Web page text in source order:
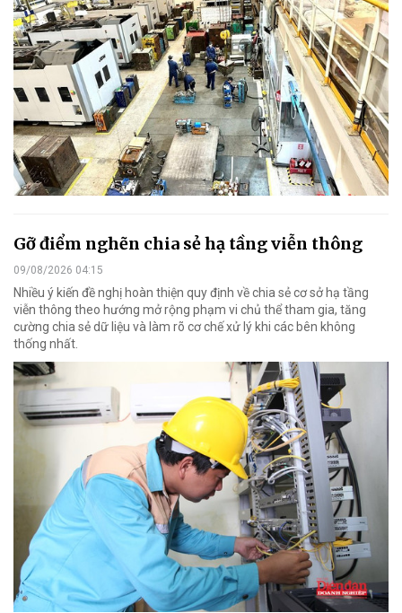
Gỡ điểm nghẽn chia sẻ hạ tầng viễn thông
09/08/2026 04:15
Nhiều ý kiến đề nghị hoàn thiện quy định về chia sẻ cơ sở hạ tầng
viễn thông theo hướng mở rộng phạm vi chủ thể tham gia, tăng
cường chia sẻ dữ liệu và làm rõ cơ chế xử lý khi các bên không
thống nhất.